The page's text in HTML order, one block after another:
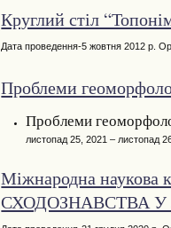
Круглий стіл
Дата проведення-5 жовтня 2012 р.
Проблеми
Проблеми
листопад 25, 2021 – листопад
Міжнародна
СХОДОЗНАВСТВА У